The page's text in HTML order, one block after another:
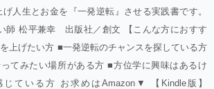
人生とお金を『一発逆転』させる実践書です。
師 松平兼幸 出版社／創文 【こんな方におすす
上げたい方 ■一発逆転のチャンスを探している方
てみたい場所がある方 ■方位学に興味はあるけ
ている方 お求めはAmazon▼ 【Kindle版】